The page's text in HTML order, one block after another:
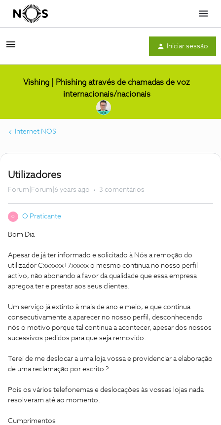
Menu
Iniciar sessão
Vishing | Phishing através de chamadas de voz
internacionais/nacionais
Internet NOS
Utilizadores
Forum|Forum|6 years ago 3 comentários
O O Praticante
Bom Dia
Apesar de já ter informado e solicitado à Nós a remoção do
utilizador Cxxxxxx+7xxxxx o mesmo continua no nosso perfil
activo, não abonando a favor da qualidade que essa empresa
apregoa ter e prestar aos seus clientes.
Um serviço já extinto à mais de ano e meio, e que continua
consecutivamente a aparecer no nosso perfil, desconhecendo
nós o motivo porque tal continua a acontecer, apesar dos nossos
sucessivos pedidos para que seja removido.
Terei de me deslocar a uma loja vossa e providenciar a elaboração
de uma reclamação por escrito ?
Pois os vários telefonemas e deslocações às vossas lojas nada
resolveram até ao momento.
Cumprimentos